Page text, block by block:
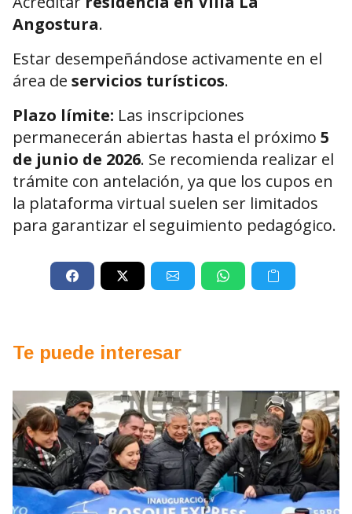
Angostura.
Estar desempeñándose activamente en el
área de servicios turísticos.
Plazo límite: Las inscripciones
permanecerán abiertas hasta el próximo 5
de junio de 2026. Se recomienda realizar el
trámite con antelación, ya que los cupos en
la plataforma virtual suelen ser limitados
para garantizar el seguimiento pedagógico.
Te puede interesar